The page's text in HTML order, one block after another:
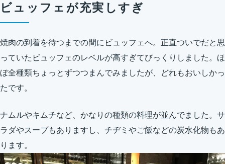
ビュッフェが充実しすぎ
焼肉の到着を待つまでの間にビュッフェへ。正直ついでだと思
っていたビュッフェのレベルが高すぎてびっくりしました。ほ
ぼ全種類ちょっとずつつまんでみましたが、どれもおいしかっ
たです。
ナムルやキムチなど、かなりの種類の料理が並んでました。サ
ラダやスープもありますし、チヂミやご飯などの炭水化物もあ
ります。